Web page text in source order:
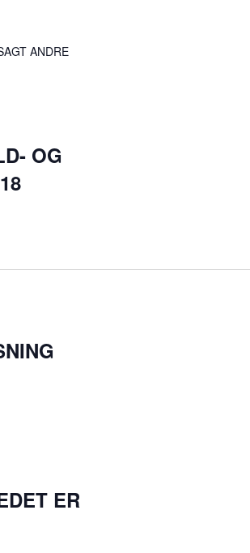
ANDRE
OG
ER